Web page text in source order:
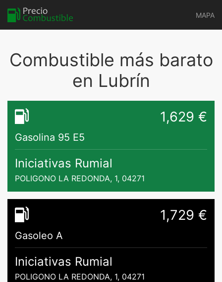
MAPA
Combustible más barato
en Lubrín
1,629 €
Gasolina 95 E5
Iniciativas Rumial
POLIGONO LA REDONDA, 1, 04271
1,729 €
Gasoleo A
Iniciativas Rumial
POLIGONO LA REDONDA, 1, 04271